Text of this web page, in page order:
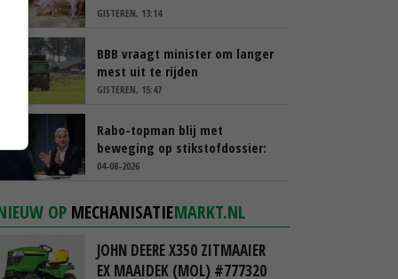
GISTEREN, 13:14
BBB vraagt minister om langer
mest uit te rijden
GISTEREN, 15:47
Rabo-topman blij met
beweging op stikstofdossier:
‘Verdienmodel van boeren blijft
04-08-2026
OP MECHANISATIEMARKT.NL
JOHN DEERE X350 ZITMAAIER
EX MAAIDEK (MOL) #777320